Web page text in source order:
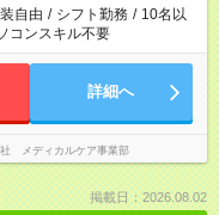
自由 / シフト勤務 / 10名以
コンスキル不要
詳細へ
社 メディカルケア事業部
掲載日：2026.08.02